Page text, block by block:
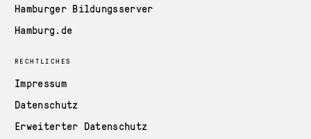
Hamburger Bildungsserver
Hamburg.de
RECHTLICHES
Impressum
Datenschutz
Erweiterter Datenschutz